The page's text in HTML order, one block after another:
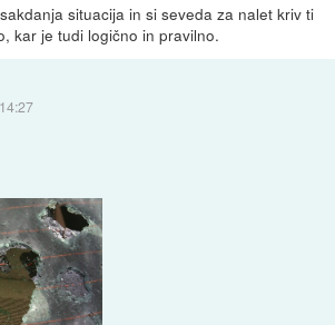
situacija in si seveda za nalet kriv ti
kar je tudi logično in pravilno.